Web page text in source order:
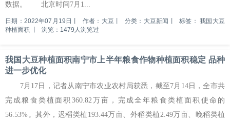
数据。 北京时间7月1...
日期：2022年07月19日 作者：大豆 分类：大豆新闻 标签：我国大豆
种植面积
浏览：1479人浏览过
我国大豆种植面积南宁市上半年粮食作物种植面积稳定 品种
进一步优化
7月17日，记者从南宁市农业农村局获悉，截至7月14日，全市共
完成粮食类植面积360.82万亩，完成全年粮食类植面积使命的
56.53%。其外，迟稻类植193.44万亩、外稻类植2.49万亩、晚稻类植